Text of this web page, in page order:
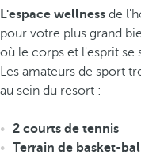
L'espace wellness de
pour votre plus grand
où le corps et l'esprit se
Les amateurs de sport
au sein du resort :
2 courts de tennis
Terrain de basket-